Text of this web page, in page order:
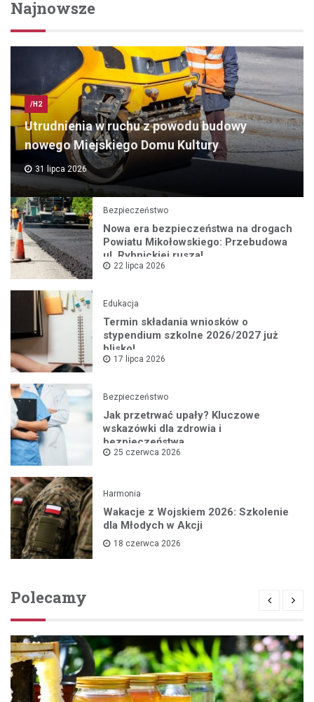
Najnowsze
/H2
Utrudnienia w ruchu z powodu budowy
nowego Miejskiego Domu Kultury
31 lipca 2026
Bezpieczeństwo
Nowa era bezpieczeństwa na drogach
Powiatu Mikołowskiego: Przebudowa
ul. Rybnickiej rusza!
22 lipca 2026
Edukacja
Termin składania wniosków o
stypendium szkolne 2026/2027 już
blisko!
17 lipca 2026
Bezpieczeństwo
Jak przetrwać upały? Kluczowe
wskazówki dla zdrowia i
bezpieczeństwa
25 czerwca 2026
Harmonia
Wakacje z Wojskiem 2026: Szkolenie
dla Młodych w Akcji
18 czerwca 2026
Polecamy